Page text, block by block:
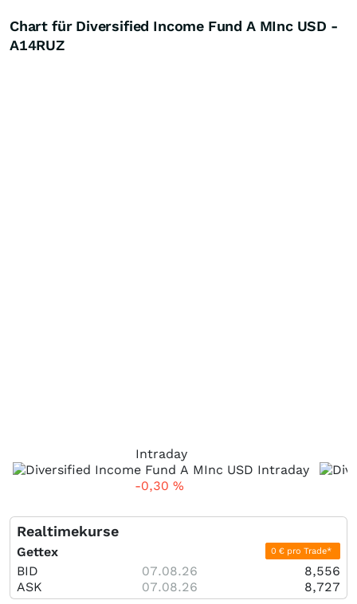
Chart für Diversified Income Fund A MInc USD -
A14RUZ
Intraday
-0,30 %
Realtimekurse
Gettex 0 € pro Trade*
BID 07.08.26
8,556
ASK
07.08.26 8,727